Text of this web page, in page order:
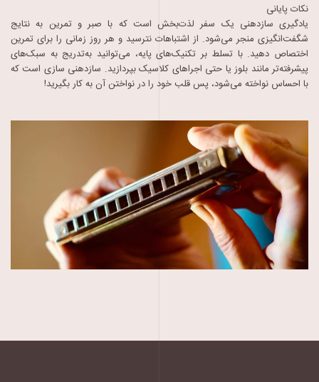
نکات پایانی
یادگیری سازدهنی یک سفر لذت‌بخش است که با صبر و تمرین به نتایج
شگفت‌انگیزی منجر می‌شود. از اشتباهات نترسید و هر روز زمانی را برای تمرین
اختصاص دهید. با تسلط بر تکنیک‌های پایه، می‌توانید به‌تدریج به سبک‌های
پیشرفته‌تر مانند بلوز یا حتی اجراهای کلاسیک بپردازید. سازدهنی سازی است که
با احساس نواخته می‌شود، پس قلب خود را در نواختن آن به کار بگیرید!